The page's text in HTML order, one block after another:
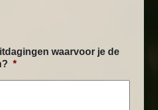
waarvoor je de
*